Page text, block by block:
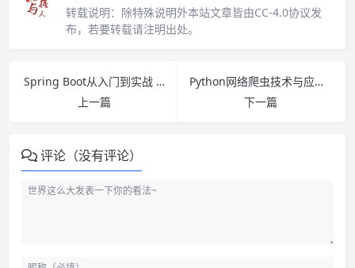
转载说明： 除特殊说明外本站文章皆由CC-4.0协议发
布，若要转载请注明出处。
Spring Boot从入门到实战 PDF下载
上一篇
Python网络爬虫技术与应用 PDF下载
下一篇
评论（没有评论）